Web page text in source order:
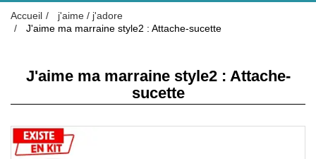
Accueil
j'aime / j'adore
J'aime ma marraine style2 : Attache-sucette
J'aime ma marraine style2 : Attache-
sucette